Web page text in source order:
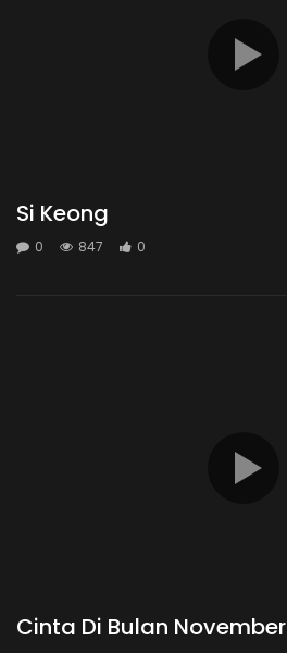
Si Keong
0 847 0
Cinta Di Bulan November